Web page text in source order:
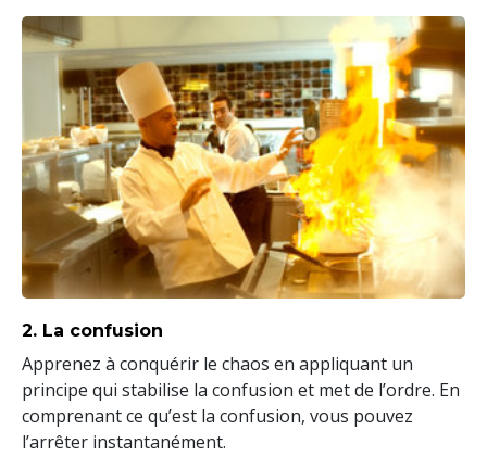
2. La confusion
Apprenez à conquérir le chaos en appliquant un
principe qui stabilise la confusion et met de l’ordre. En
comprenant ce qu’est la confusion, vous pouvez
l’arrêter instantanément.